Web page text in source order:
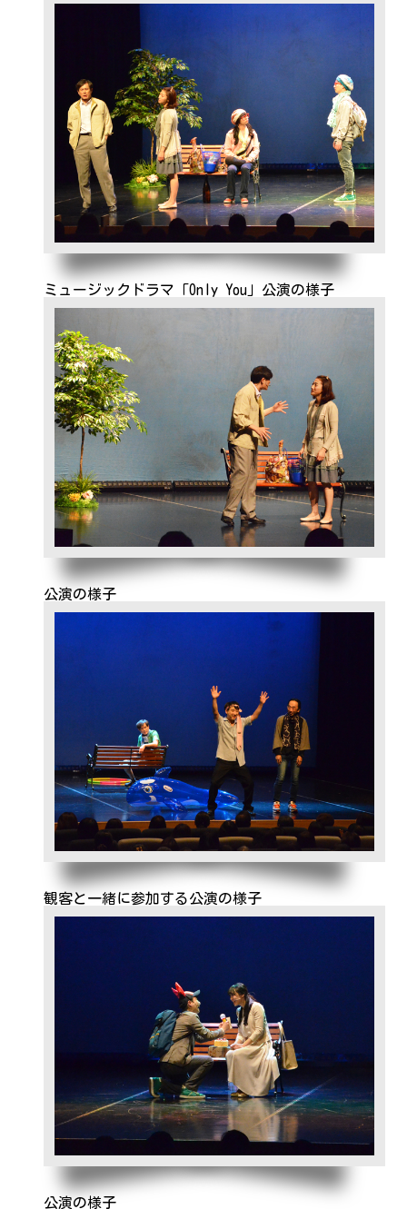
ミュージックドラマ「Only You」公演の様子
公演の様子
観客と一緒に参加する公演の様子
公演の様子